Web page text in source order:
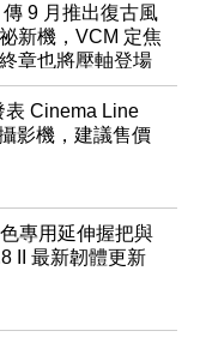
9 月推出復古風
新機，VCM 定焦
章也將壓軸登場
表 Cinema Line
影機，建議售價
專用延伸握把與
II 最新韌體更新